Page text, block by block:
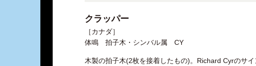
クラッパー
［カナダ］
体鳴 拍子木・シンバル属 CY
木製の拍子木(2枚を接着したもの)。Richard Cyrのサイ